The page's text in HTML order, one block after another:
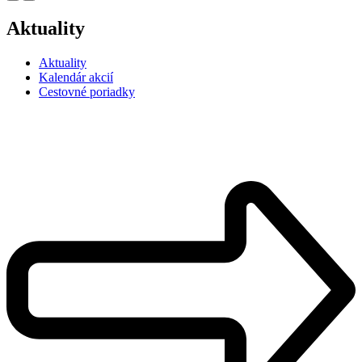
Aktuality
Aktuality
Kalendár akcií
Cestovné poriadky